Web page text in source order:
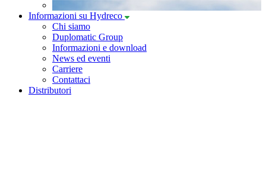
Informazioni su Hydreco
Chi siamo
Duplomatic Group
Informazioni e download
News ed eventi
Carriere
Contattaci
Distributori